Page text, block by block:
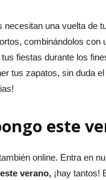
necesitan una vuelta de
combinándolos con
tus fiestas durante los
tus zapatos, sin duda
este
online. Entra en
verano, ¡hay tantos!